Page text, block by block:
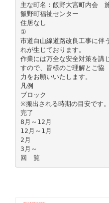
主な町名：飯野大宮町内会
飯野町福祉センター
住居なし
①
市道白山線道路改良工事に伴
れが生じております。
作業には万全な安全対策を講
すので、皆様のご理解とご協
力をお願いいたします。
凡例
ブロック
※搬出される時期の目安です。
完了
8月～12月
12月～1月
2月
3月～